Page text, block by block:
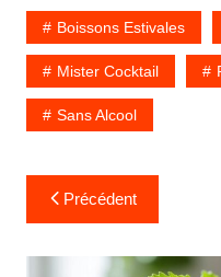
Boissons Estivales
Mister Cocktail
Sans Alcool
Navigation
de
l’article
Précédent